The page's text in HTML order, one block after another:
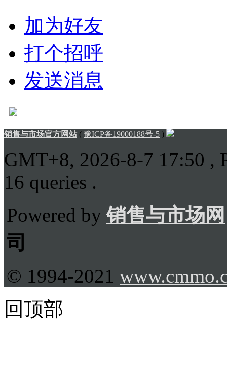
加为好友
打个招呼
发送消息
销售与市场官方网站( 豫ICP备19000188号-5 )
GMT+8, 2026-8-7 17:50 ,
16 queries .
Powered by销售与市场网
司
© 1994-2021
回顶部